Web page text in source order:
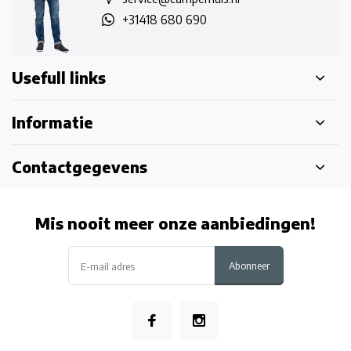
+31418 680 690
Usefull links
Informatie
Contactgegevens
Mis nooit meer onze aanbiedingen!
Abonneer